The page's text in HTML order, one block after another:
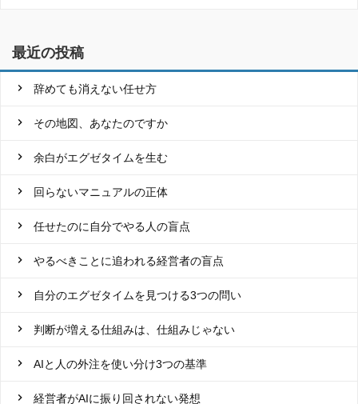
最近の投稿
辞めても消えない任せ方
その地図、あなたのですか
余白がエグゼタイムを生む
回らないマニュアルの正体
任せたのに自分でやる人の盲点
やるべきことに追われる経営者の盲点
自分のエグゼタイムを見つける3つの問い
判断が増える仕組みは、仕組みじゃない
AIと人の外注を使い分け3つの基準
経営者がAIに振り回されない発想